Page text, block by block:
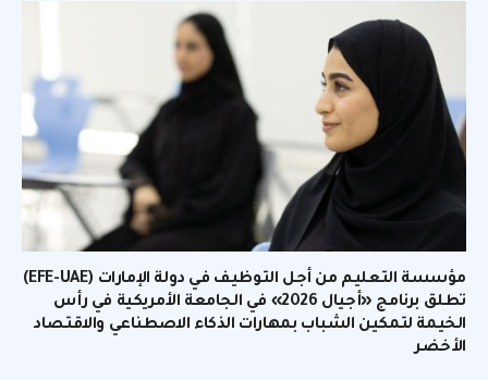
مؤسسة التعليم من أجل التوظيف في دولة الإمارات (EFE-UAE)
تطلق برنامج «أجيال 2026» في الجامعة الأمريكية في رأس
الخيمة لتمكين الشباب بمهارات الذكاء الاصطناعي والاقتصاد
الأخضر